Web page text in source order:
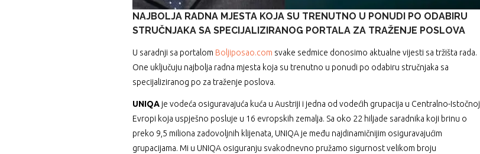
NAJBOLJA RADNA MJESTA KOJA SU TRENUTNO U PONUDI PO ODABIRU
STRUČNJAKA SA SPECIJALIZIRANOG PORTALA ZA TRAŽENJE POSLOVA
U saradnji sa portalom Boljiposao.com svake sedmice donosimo aktualne vijesti sa tržišta rada.
One uključuju najbolja radna mjesta koja su trenutno u ponudi po odabiru stručnjaka sa
specijaliziranog po za traženje poslova.
UNIQA je vodeća osiguravajuća kuća u Austriji i jedna od vodećih grupacija u Centralno-Istočnoj
Evropi koja uspješno posluje u 16 evropskih zemalja. Sa oko 22 hiljade saradnika koji brinu o
preko 9,5 miliona zadovoljnih klijenata, UNIQA je među najdinamičnijim osiguravajućim
grupacijama. Mi u UNIQA osiguranju svakodnevno pružamo sigurnost velikom broju